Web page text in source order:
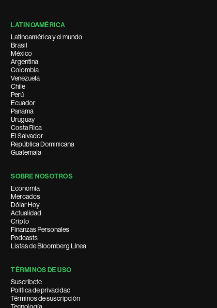
LATINOAMÉRICA
Latinoamérica y el mundo
Brasil
México
Argentina
Colombia
Venezuela
Chile
Perú
Ecuador
Panamá
Uruguay
Costa Rica
El Salvador
República Dominicana
Guatemala
SOBRE NOSOTROS
Economía
Mercados
Dólar Hoy
Actualidad
Cripto
Finanzas Personales
Podcasts
Listas de Bloomberg Línea
TÉRMINOS DE USO
Suscríbete
Política de privacidad
Términos de suscripción